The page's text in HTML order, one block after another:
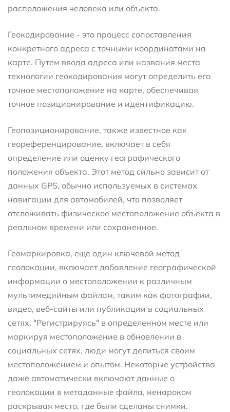
расположения человека или объекта.
Геокодирование - это процесс сопоставления
конкретного адреса с точными координатами на
карте. Путем ввода адреса или названия места
технологии геокодирования могут определить его
точное местоположение на карте, обеспечивая
точное позиционирование и идентификацию.
Геопозиционирование, также известное как
геореференцирование, включает в себя
определение или оценку географического
положения объекта. Этот метод сильно зависит от
данных GPS, обычно используемых в системах
навигации для автомобилей, что позволяет
отслеживать физическое местоположение объекта в
реальном времени или сохраненное.
Геомаркировка, еще один ключевой метод
геолокации, включает добавление географической
информации о местоположении к различным
мультимедийным файлам, таким как фотографии,
видео, веб-сайты или публикации в социальных
сетях. "Регистрируясь" в определенном месте или
маркируя местоположение в обновлении в
социальных сетях, люди могут делиться своим
местоположением и опытом. Некоторые устройства
даже автоматически включают данные о
геолокации в метаданные файла, ненароком
раскрывая место, где были сделаны снимки.